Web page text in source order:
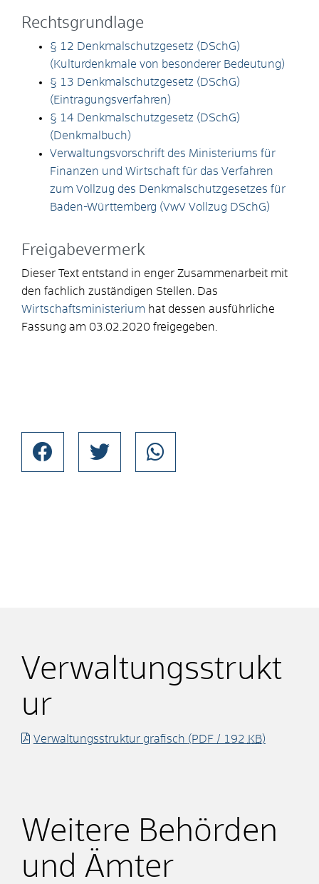
Rechtsgrundlage
§ 12 Denkmalschutzgesetz (DSchG)
(Kulturdenkmale von besonderer Bedeutung)
§ 13 Denkmalschutzgesetz (DSchG)
(Eintragungsverfahren)
§ 14 Denkmalschutzgesetz (DSchG)
(Denkmalbuch)
Verwaltungsvorschrift des Ministeriums für
Finanzen und Wirtschaft für das Verfahren
zum Vollzug des Denkmalschutzgesetzes für
Baden-Württemberg (VwV Vollzug DSchG)
Freigabevermerk
Dieser Text entstand in enger Zusammenarbeit mit
den fachlich zuständigen Stellen. Das
Wirtschaftsministerium hat dessen ausführliche
Fassung am 03.02.2020 freigegeben.
Verwaltungsstrukt
ur
Verwaltungsstruktur grafisch (PDF / 192 KB)
Weitere Behörden
und Ämter